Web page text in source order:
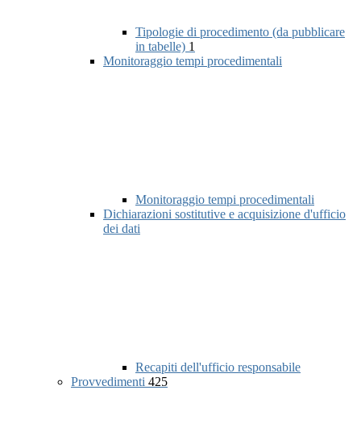
Tipologie di procedimento (da pubblicare
in tabelle) 1
Monitoraggio tempi procedimentali
Monitoraggio tempi procedimentali
Dichiarazioni sostitutive e acquisizione d'ufficio
dei dati
Recapiti dell'ufficio responsabile
Provvedimenti 425